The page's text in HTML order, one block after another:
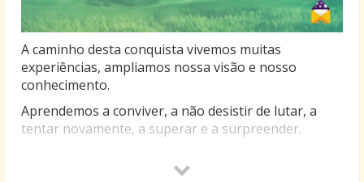
A caminho desta conquista vivemos muitas
experiências, ampliamos nossa visão e nosso
conhecimento.
Aprendemos a conviver, a não desistir de lutar, a
tentar novamente, a superar e a surpreender.
toma forma e histórias são revividas — seja através